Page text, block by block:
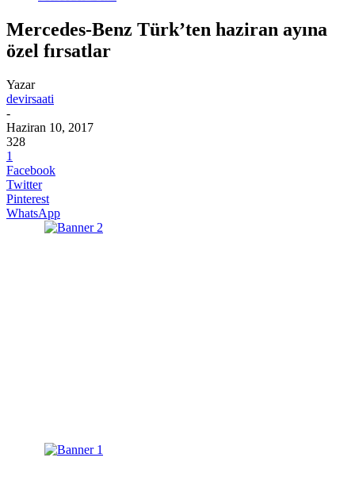
Mercedes-Benz Türk’ten haziran ayına
özel fırsatlar
Yazar
devirsaati
-
Haziran 10, 2017
328
1
Facebook
Twitter
Pinterest
WhatsApp